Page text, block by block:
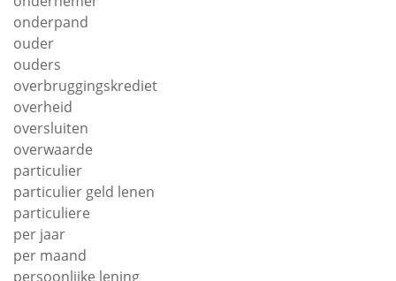
onderpand
ouder
ouders
overbruggingskrediet
overheid
oversluiten
overwaarde
particulier
particulier geld lenen
particuliere
per jaar
per maand
persoonlijke lening